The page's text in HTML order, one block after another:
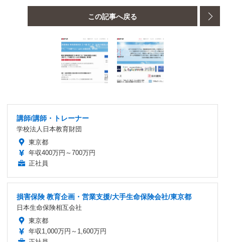
この記事へ戻る
講師/講師・トレーナー
学校法人日本教育財団
東京都
年収400万円～700万円
正社員
損害保険 教育企画・営業支援/大手生命保険会社/東京都
日本生命保険相互会社
東京都
年収1,000万円～1,600万円